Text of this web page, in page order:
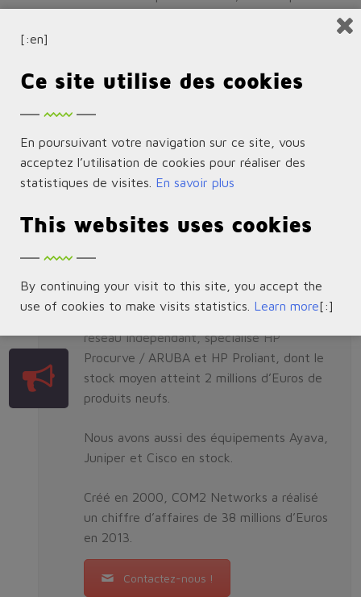
HP 2620-48-PoE+ : Switch 48 ports PoE+ RJ45 10/100 +
2 ports RJ45 10/100/1000 + 2 ports SFP vacants
Nous contacter
Obtenez une cotation, un
informations sur les
produits !
réseau indépendant, spécialisé HP
Procurve / ARUBA et HP Proliant, dont le
stock moyen atteint 2 millions d’Euros de
produits neufs.
Nous avons aussi des équipements Ayava,
Juniper et Cisco en stock.
Créé en 2000, COM2 Networks a réalisé
un chiffre d’affaires de 38 millions d’Euros
en 2013.
Contactez-nous !
[:en]
Ce site utilise des cookies
En poursuivant votre navigation sur ce site, vous
acceptez l’utilisation de cookies pour réaliser des
statistiques de visites. En savoir plus
This websites uses cookies
By continuing your visit to this site, you accept the
use of cookies to make visits statistics. Learn more[:]